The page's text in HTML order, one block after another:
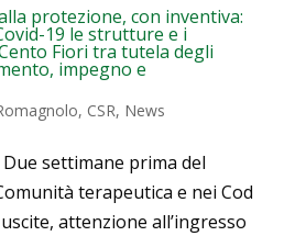
protezione, con inventiva:
19 le strutture e i
Fiori tra tutela degli
impegno e
, CSR, News
settimane prima del
terapeutica e nei Cod
attenzione all’ingresso